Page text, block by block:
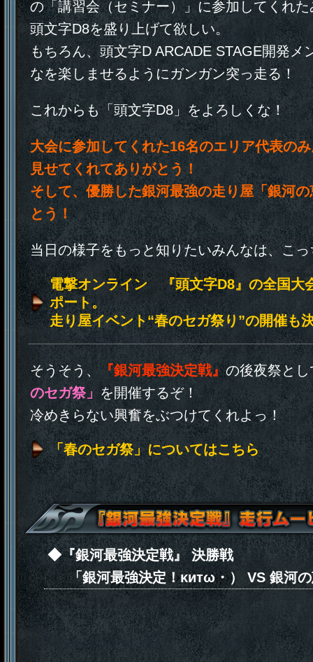
の「講習会（セミナー）」に参加してくれ
頭文字D8を盛り上げて欲しい。
もちろん、頭文字D ARCADE STAGE開発メ
なを楽しませるようにガンガン突っ走る！
これからも「頭文字D8」をよろしくな！
大会に参加してくれた16名のエリア代表の
見せてくれてありがとう！
そして、優勝した銀河最強の走り屋「銀河
とう！
当日の様子をもっと知りたいみんなは、こ
電撃オンライン 『頭文字D8』の全国大
ポート。
走り屋イベント“春のセガ祭り”の開催も
そうそう、 『銀河最強決定戦』の後夜祭と
のセガ祭」 を開催するぞ！
冷めきらない興奮をぶつけてくれよっ！
「春のセガ祭」についてはこちら
◆『銀河最強決定戦』 決勝戦
「銀河最強決定！κитω・） VS 銀河